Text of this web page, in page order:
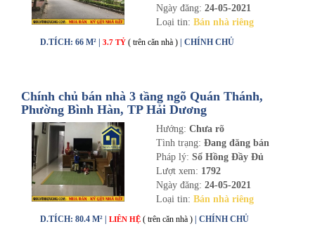
Ngày đăng: 24-05-2021
Loại tin: Bán nhà riêng
D.TÍCH: 66 M² | 3.7 TỶ ( trên căn nhà ) | CHÍNH CHỦ
Chính chủ bán nhà 3 tầng ngõ Quán Thánh,
Phường Bình Hàn, TP Hải Dương
Hướng: Chưa rõ
Tình trạng: Đang đăng bán
Pháp lý: Sổ Hồng Đầy Đủ
Lượt xem: 1792
Ngày đăng: 24-05-2021
Loại tin: Bán nhà riêng
D.TÍCH: 80.4 M² | LIÊN HỆ ( trên căn nhà ) | CHÍNH CHỦ